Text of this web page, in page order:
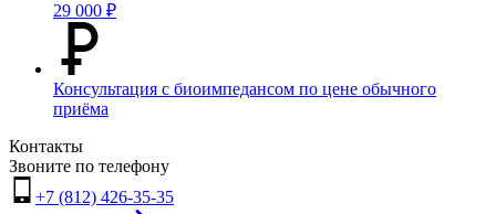
29 000 ₽
Консультация с биоимпедансом по цене обычного
приёма
Контакты
Звоните по телефону
+7 (812) 426-35-35